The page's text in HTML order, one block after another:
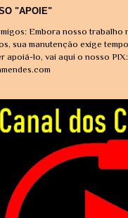
"APOIE"
Embora nosso trabalho
sua manutenção exige
apoiá-lo, vai aqui o nosso PIX: